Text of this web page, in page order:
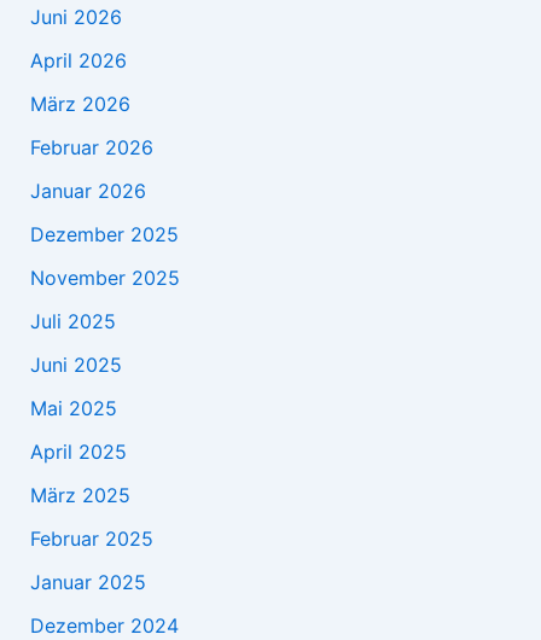
Juni 2026
April 2026
März 2026
Februar 2026
Januar 2026
Dezember 2025
November 2025
Juli 2025
Juni 2025
Mai 2025
April 2025
März 2025
Februar 2025
Januar 2025
Dezember 2024